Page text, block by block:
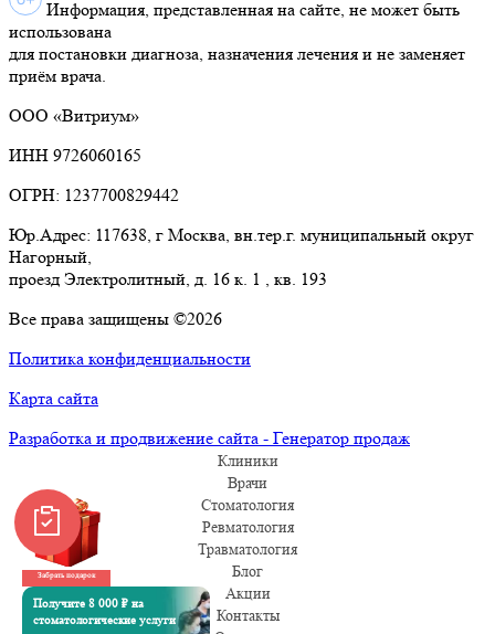
Информация, представленная на сайте, не может быть
использована
для постановки диагноза, назначения лечения и не заменяет
приём врача.
ООО «Витриум»
ИНН 9726060165
ОГРН: 1237700829442
Юр.Адрес: 117638, г Москва, вн.тер.г. муниципальный округ
Нагорный,
проезд Электролитный, д. 16 к. 1 , кв. 193
Все права защищены ©2026
Политика конфиденциальности
Карта сайта
Разработка и продвижение сайта - Генератор продаж
Клиники
Врачи
Стоматология
Ревматология
Травматология
Блог
Акции
Контакты
Забрать подарок
Получите 8 000 ₽ на
стоматологические услуги